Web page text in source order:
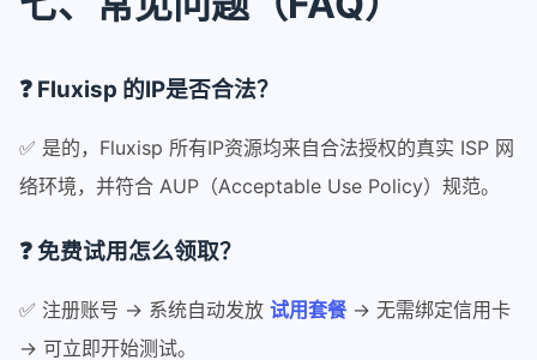
❓ Fluxisp 的IP是否合法？
✅ 是的，Fluxisp 所有IP资源均来自合法授权的真实 ISP 网
络环境，并符合 AUP（Acceptable Use Policy）规范。
❓ 免费试用怎么领取？
✅ 注册账号 → 系统自动发放 试用套餐 → 无需绑定信用卡
→ 可立即开始测试。